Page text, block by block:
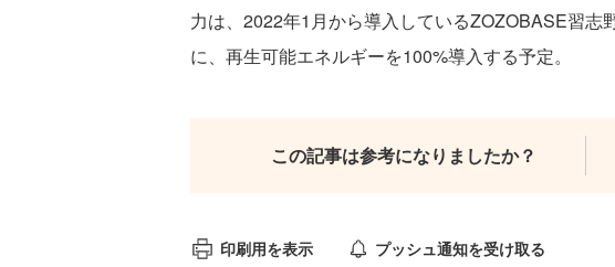
力は、2022年1月から導入しているZOZOBASE習志
に、再生可能エネルギーを100%導入する予定。
この記事は参考になりましたか？
印刷用を表示 プッシュ通知を受け取る